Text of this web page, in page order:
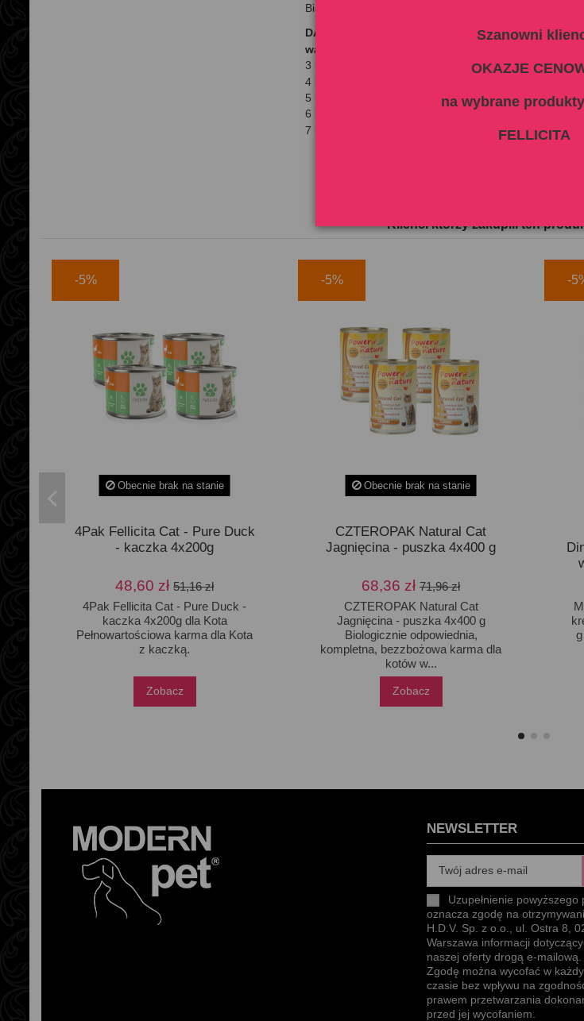
Białko 11 %, zawartość tłuszczu 6 %, włókno surowe
DAWKOWANIE:
waga w kg
3 kg
4 kg
5 kg
160 - 220 g
6 kg
7 kg
Klienci którzy zakupili ten
-5%
Obecnie brak na stanie
4Pak Fellicita Cat - Pure Duck
- kaczka 4x200g
48,60 zł 51,16 zł
4Pak Fellicita Cat - Pure Duck -
kaczka 4x200g dla Kota
Pełnowartościowa karma dla Kota
z kaczką.
Zobacz
-5%
Obecnie brak na stanie
CZTEROPAK Natural Cat
Jagnięcina - puszka 4x400 g
68,36 zł 71,96 zł
CZTEROPAK Natural Cat
Jagnięcina - puszka 4x400 g
Biologicznie odpowiednia,
kompletna, bezzbożowa karma dla
kotów w...
Zobacz
-
NEWSLETTER
Uzupełnienie powyższego
oznacza zgodę na
H.D.V. Sp. z o.o., ul. Ostra 8,
Warszawa informacji
naszej oferty drogą e-mailową.
Zgodę można wycofać w
czasie bez wpływu na
prawem przetwarzania
przed jej wycofaniem.
Szanowni
OKAZJE
na wybrane
FELLICITA